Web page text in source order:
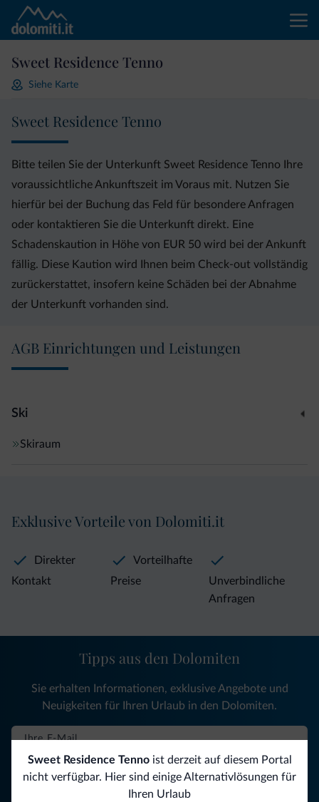
Sweet Residence Tenno
Siehe Karte
Sweet Residence Tenno
Bitte teilen Sie der Unterkunft Sweet Residence Tenno Ihre
voraussichtliche Ankunftszeit im Voraus mit. Nutzen Sie
hierfür bei der Buchung das Feld für besondere Anfragen
oder kontaktieren Sie die Unterkunft direkt. Eine
Schadenskaution in Höhe von EUR 50 wird bei der Ankunft
fällig. Diese Kaution wird Ihnen beim Check-out vollständig
zurückerstattet, insofern keine Schäden bei der Abnahme
der Unterkunft vorhanden sind.
AGB Einrichtungen und Leistungen
Ski
Skiraum
Sweet Residence Tennoist derzeit auf diesem Portal
nicht verfügbar. Hier sind einige Alternativlösungen für
Ihren Urlaub
Exklusive Vorteile von Dolomiti.it
Direkter
Kontakt
Vorteilhafte
Preise
Unverbindliche
Anfragen
Tipps aus den Dolomiten
Sie erhalten Informationen, exklusive Angebote und
Neuigkeiten für Ihren Urlaub in den Dolomiten.
NEWSLETTER ABONNIEREN